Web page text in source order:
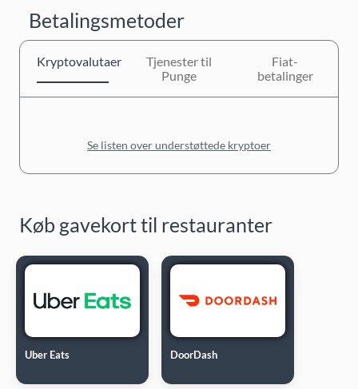
Betalingsmetoder
Kryptovalutaer
Tjenester til
Punge
Fiat-
betalinger
Se listen over understøttede kryptoer
Køb gavekort til restauranter
Uber Eats DoorDash